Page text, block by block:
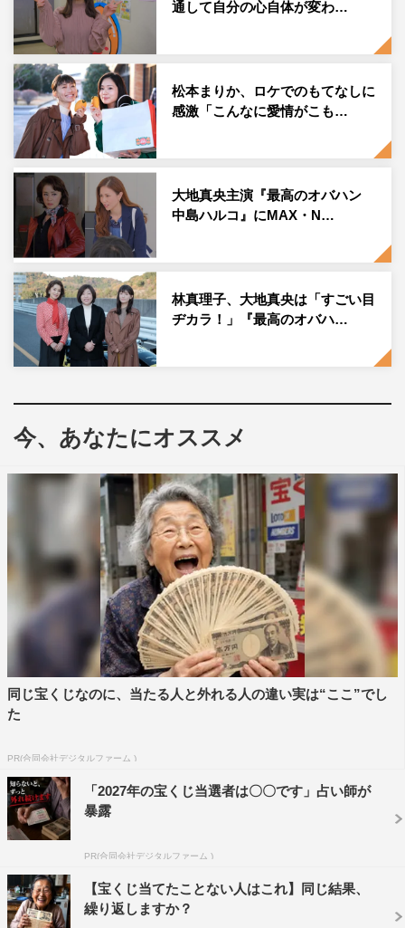
も再集結する。
原作・林 真理子 コメント
中島ハルコの前作がとても評判が良く、うれしく思ってい
ました。意外だったのは、大地真央さんがこの役をとても
気に入ってくださったことです。大地さんといえば、美女
の代名詞となる大スター。その方が、この自分勝手な図々
しいおばさんを、とても楽しく演じてくださっていると
は。
新シリーズでは、いづみの恋人？ も登場します。私の原
作では、デブの冴えないおっさんでハルコにいじめられま
すが、ドラマではどんな俳優さんが演じてくださるか、と
ても楽しみです。中島ハルコを現代の水戸黄門とおっしゃ
る方もいますが、彼もいづみや大谷、若杉と共に、黄門さ
のか、今からワクワクしています。
大地真央 コメント
通して自分の心自体が変わ…
松本まりか、ロケでのもてなしに
感激「こんなに愛情がこも…
大地真央主演『最高のオバハン
中島ハルコ』にMAX・N…
林真理子、大地真央は「すごい目
ヂカラ！」『最高のオバハ…
今、あなたにオススメ
同じ宝くじなのに、当たる人と外れる人の違い実は“ここ”でし
た
PR(合同会社デジタルファーム )
「2027年の宝くじ当選者は〇〇です」占い師が
暴露
PR(合同会社デジタルファーム )
【宝くじ当てたことない人はこれ】同じ結果、
繰り返しますか？